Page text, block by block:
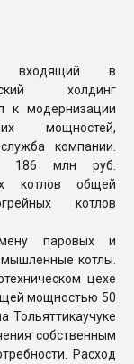
входящий в
холдинг
к модернизации
мощностей,
компании.
186 млн руб.
котлов общей
котлов
паровых и
котлы.
цехе
мощностью 50
Тольяттикаучуке
собственным
Расход